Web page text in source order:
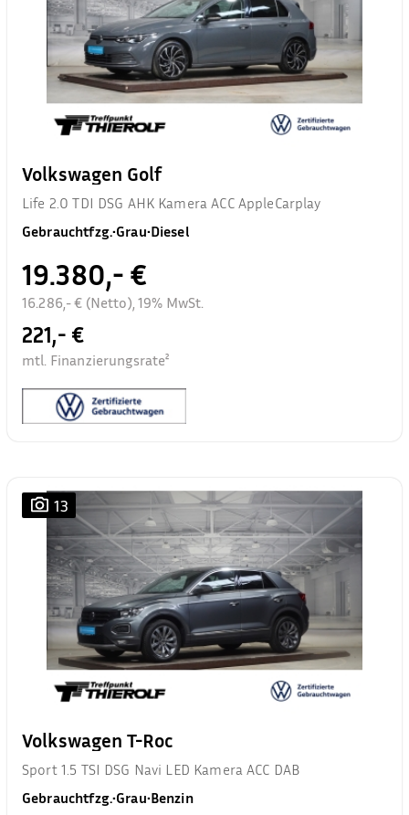
Volkswagen Golf
Life 2.0 TDI DSG AHK Kamera ACC AppleCarplay
Gebrauchtfzg.•Grau•Diesel
19.380,- €
16.286,- € (Netto), 19% MwSt.
221,- €
mtl. Finanzierungsrate²
13
Volkswagen T-Roc
Sport 1.5 TSI DSG Navi LED Kamera ACC DAB
Gebrauchtfzg.•Grau•Benzin